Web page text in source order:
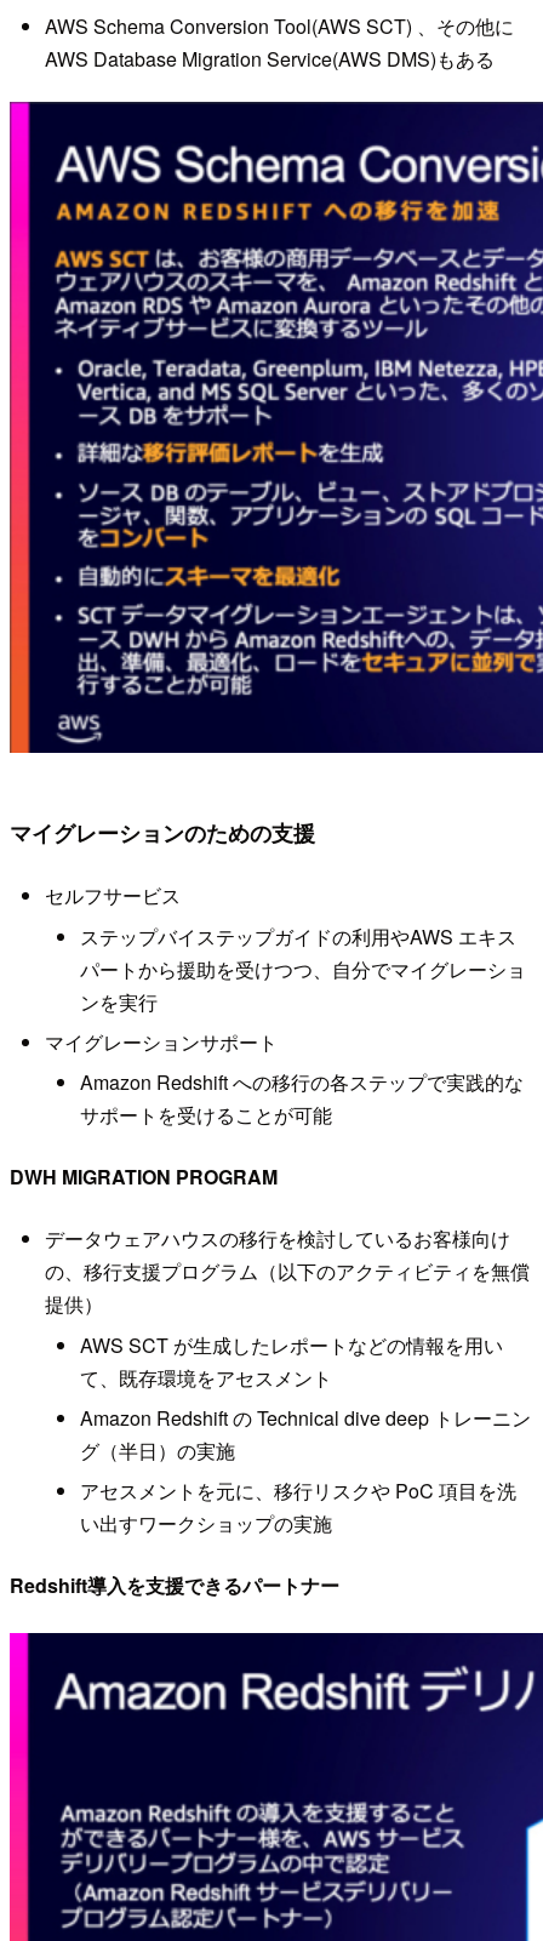
AWS Schema Conversion Tool(AWS SCT) 、その他に
AWS Database Migration Service(AWS DMS)もある
マイグレーションのための支援
セルフサービス
ステップバイステップガイドの利⽤やAWS エキス
パートから援助を受けつつ、⾃分でマイグレーショ
ンを実⾏
マイグレーションサポート
Amazon Redshift への移⾏の各ステップで実践的な
サポートを受けることが可能
DWH MIGRATION PROGRAM
データウェアハウスの移⾏を検討しているお客様向け
の、移⾏⽀援プログラム（以下のアクティビティを無償
提供）
AWS SCT が⽣成したレポートなどの情報を⽤い
て、既存環境をアセスメント
Amazon Redshift の Technical dive deep トレーニン
グ（半⽇）の実施
アセスメントを元に、移⾏リスクや PoC 項⽬を洗
い出すワークショップの実施
Redshift導入を支援できるパートナー